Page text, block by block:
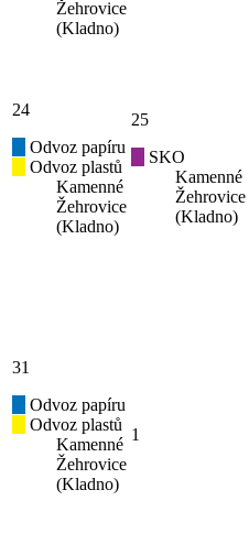
Žehrovice
(Kladno)
24
Odvoz papíru
Odvoz plastů
Kamenné
Žehrovice
(Kladno)
25
SKO
Kamenné
Žehrovice
(Kladno)
31
Odvoz papíru
Odvoz plastů
Kamenné
Žehrovice
(Kladno)
1